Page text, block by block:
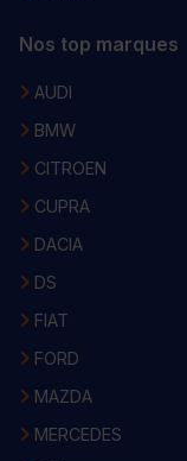
Nos top marques
AUDI
BMW
CITROEN
CUPRA
DACIA
DS
FIAT
FORD
MAZDA
MERCEDES